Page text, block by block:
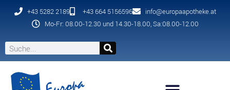
+43 5282 2189 +43 664 5156596
info@europaapotheke.at
Mo-Fr: 08.00-12.30 und 14.30-18.00, Sa:08.00-12.00